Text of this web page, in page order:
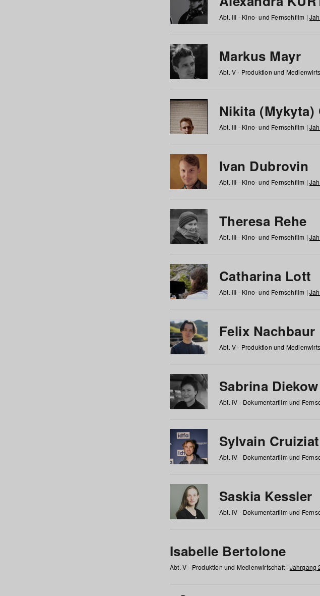
Abt. III - Kino- und Fernsehfilm |
Markus Mayr
Abt. V - Produktion und
Nikita (Mykyta)
Abt. III - Kino- und Fernsehfilm |
Ivan Dubrovin
Abt. III - Kino- und Fernsehfilm |
Theresa Rehe
Abt. III - Kino- und Fernsehfilm |
Catharina Lott
Abt. III - Kino- und Fernsehfilm |
Felix Nachbaur
Abt. V - Produktion und
Sabrina Diekow
Abt. IV - Dokumentarfilm und
Sylvain Cruiziat
Abt. IV - Dokumentarfilm und
Saskia Kessler
Abt. IV - Dokumentarfilm und
Isabelle Bertolone
Abt. V - Produktion und Medienwirtschaft | Jahrgang